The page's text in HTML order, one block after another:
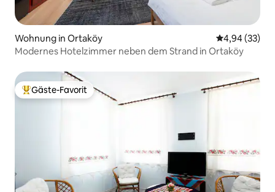
Wohnung in Ortaköy
4,94 (33)
Modernes Hotelzimmer neben dem Strand in Ortaköy
Beliebter Gäste-Favorit.
Gäste-Favorit